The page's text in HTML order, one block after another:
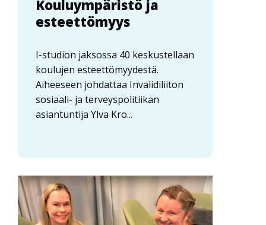
Kouluympäristö ja
esteettömyys
I-studion jaksossa 40 keskustellaan
koulujen esteettömyydestä.
Aiheeseen johdattaa Invalidiliiton
sosiaali- ja terveyspolitiikan
asiantuntija Ylva Kro...